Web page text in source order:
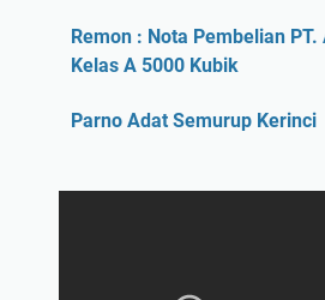
Remon : Nota Pembelian
Kelas A 5000 Kubik
Parno Adat Semurup Kerinci